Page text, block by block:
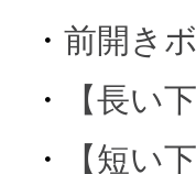
・ 前開き
・
【長い
・
【短い